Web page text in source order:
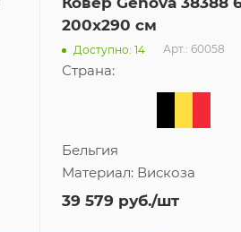
200x290 см
Доступно: 14 Арт.: 60058
Страна:
Бельгия
Материал: Вискоза
39 579 руб./шт